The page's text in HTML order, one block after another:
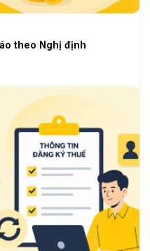
theo Nghị định